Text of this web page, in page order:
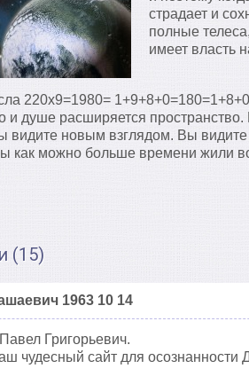
страдает и
полные
имеет власть
220х9=1980=
и душе расширяется
видите новым взглядом. Вы видите
как можно больше времени жили
(15)
1963 10 14
Григорьевич.
чудесный сайт для осознанности